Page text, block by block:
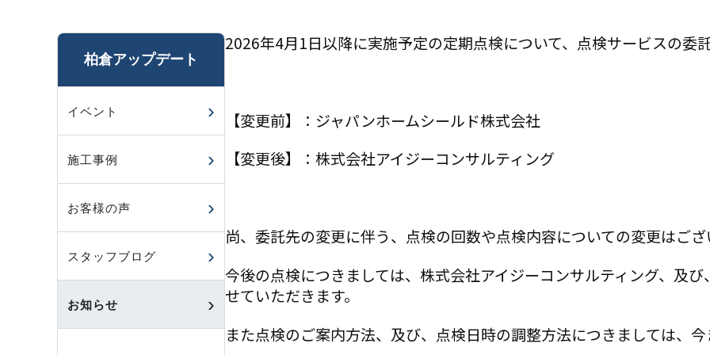
2026年4月1日以降に実施予定の定期点検について、点検サービスの委
【変更前】：ジャパンホームシールド株式会社
【変更後】：株式会社アイジーコンサルティング
尚、委託先の変更に伴う、点検の回数や点検内容についての変更はご
今後の点検につきましては、株式会社アイジーコンサルティング、及
せていただきます。
また点検のご案内方法、及び、点検日時の調整方法につきましては、
柏倉アップデート
イベント
施工事例
お客様の声
スタッフブログ
お知らせ